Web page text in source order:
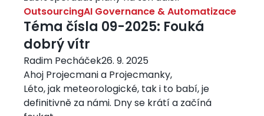
OutsourcingAI Governance & Automatizace
Téma čísla 09-2025: Fouká
dobrý vítr
Radim Pecháček26. 9. 2025
Ahoj Projecmani a Projecmanky,
Léto, jak meteorologické, tak i to babí, je
definitivně za námi. Dny se krátí a začíná